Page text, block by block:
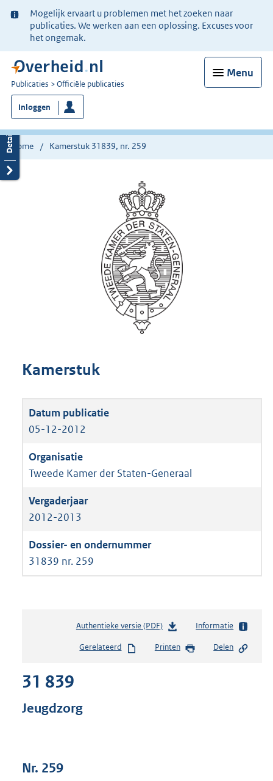
Ter
informatie:
Mogelijk ervaart u problemen met het zoeken naar
publicaties. We werken aan een oplossing. Excuses voor
het ongemak.
Menu
U
bent
nu
hier:
Publicaties Officiële publicaties
Inloggen
Home Kamerstuk 31839, nr. 259
Kamerstuk
05-12-2012
Tweede Kamer der Staten-Generaal
2012-2013
31839 nr. 259
Authentieke versie (PDF)b
s
Informatie
Gerelateerd Printen Delen
31 839
Jeugdzorg
Nr. 259